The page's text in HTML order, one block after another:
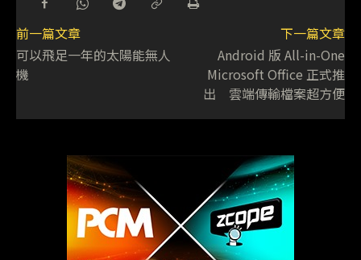
前一篇文章
可以飛足一年的太陽能無人
機
下一篇文章
Android 版 All-in-One
Microsoft Office 正式推
出 雲端傳輸檔案超方便